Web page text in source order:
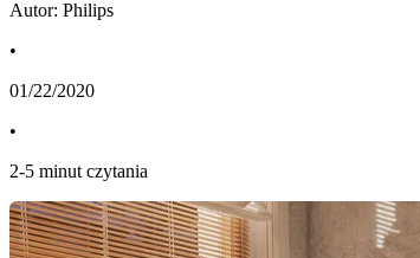
Autor: Philips
•
01/22/2020
•
2-5 minut czytania